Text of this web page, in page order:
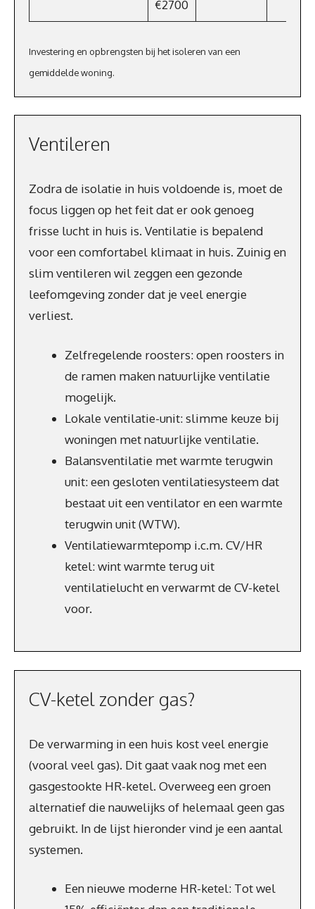
€2700
Investering en opbrengsten bij het isoleren van een
gemiddelde woning.
Ventileren
Zodra de isolatie in huis voldoende is, moet de
focus liggen op het feit dat er ook genoeg
frisse lucht in huis is. Ventilatie is bepalend
voor een comfortabel klimaat in huis. Zuinig en
slim ventileren wil zeggen een gezonde
leefomgeving zonder dat je veel energie
verliest.
Zelfregelende roosters: open roosters in
de ramen maken natuurlijke ventilatie
mogelijk.
Lokale ventilatie-unit: slimme keuze bij
woningen met natuurlijke ventilatie.
Balansventilatie met warmte terugwin
unit: een gesloten ventilatiesysteem dat
bestaat uit een ventilator en een warmte
terugwin unit (WTW).
Ventilatiewarmtepomp i.c.m. CV/HR
ketel: wint warmte terug uit
ventilatielucht en verwarmt de CV-ketel
voor.
CV-ketel zonder gas?
De verwarming in een huis kost veel energie
(vooral veel gas). Dit gaat vaak nog met een
gasgestookte HR-ketel. Overweeg een groen
alternatief die nauwelijks of helemaal geen gas
gebruikt. In de lijst hieronder vind je een aantal
systemen.
Een nieuwe moderne HR-ketel: Tot wel